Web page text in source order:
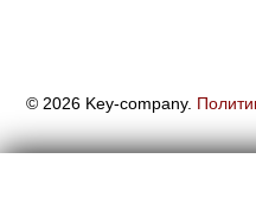
© 2026 Key-company.